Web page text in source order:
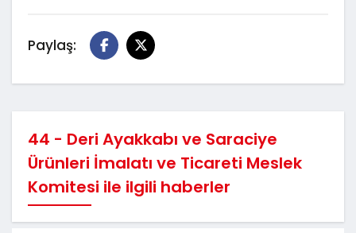
Paylaş:
44 - Deri Ayakkabı ve Saraciye
Ürünleri İmalatı ve Ticareti Meslek
Komitesi ile ilgili haberler